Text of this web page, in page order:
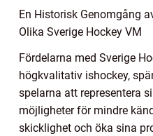
En Historisk Genomgång
Olika Sverige Hockey VM
Fördelarna med Sverige
högkvalitativ ishockey,
spelarna att representera
möjligheter för mindre
skicklighet och öka sina